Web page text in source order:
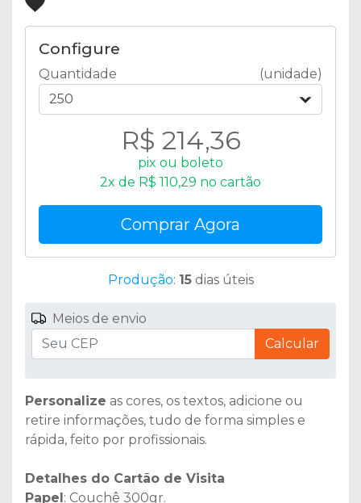
Configure
Quantidade
(unidade)
250
R$ 214,36
pix ou boleto
2x de R$ 110,29 no cartão
Comprar Agora
Produção: 15dias úteis
Meios de envio
Calcular
Personalize as cores, os textos, adicione ou
retire informações, tudo de forma simples e
rápida, feito por profissionais.
Detalhes do Cartão de Visita
Papel: Couchê 300gr.